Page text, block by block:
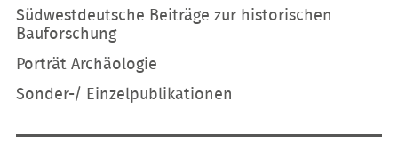
Südwestdeutsche Beiträge zur historischen
Bauforschung
Porträt Archäologie
Sonder-/ Einzelpublikationen